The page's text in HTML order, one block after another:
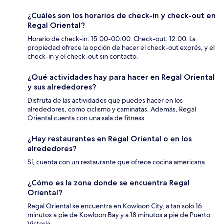
¿Cuáles son los horarios de check-in y check-out en
Regal Oriental?
Horario de check-in: 15:00-00:00. Check-out: 12:00. La
propiedad ofrece la opción de hacer el check-out exprés, y el
check-in y el check-out sin contacto.
¿Qué actividades hay para hacer en Regal Oriental
y sus alrededores?
Disfruta de las actividades que puedes hacer en los
alrededores, como ciclismo y caminatas. Además, Regal
Oriental cuenta con una sala de fitness.
¿Hay restaurantes en Regal Oriental o en los
alrededores?
Sí, cuenta con un restaurante que ofrece cocina americana.
¿Cómo es la zona donde se encuentra Regal
Oriental?
Regal Oriental se encuentra en Kowloon City, a tan solo 16
minutos a pie de Kowloon Bay y a 18 minutos a pie de Puerto